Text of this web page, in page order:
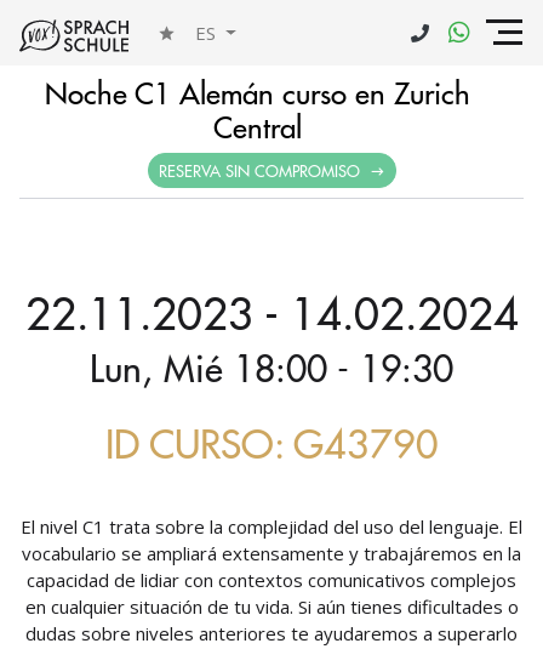
ES
Noche C1 Alemán curso en Zurich
Central
RESERVA SIN COMPROMISO
22.11.2023 - 14.02.2024
Lun, Mié 18:00 - 19:30
ID CURSO: G43790
El nivel C1 trata sobre la complejidad del uso del lenguaje. El
vocabulario se ampliará extensamente y trabajáremos en la
capacidad de lidiar con contextos comunicativos complejos
en cualquier situación de tu vida. Si aún tienes dificultades o
dudas sobre niveles anteriores te ayudaremos a superarlo